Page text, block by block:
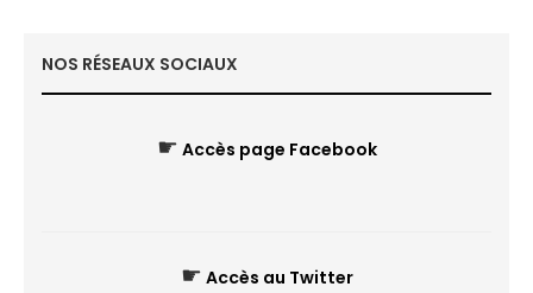
NOS RÉSEAUX SOCIAUX
☛ Accès page Facebook
☛ Accès au Twitter